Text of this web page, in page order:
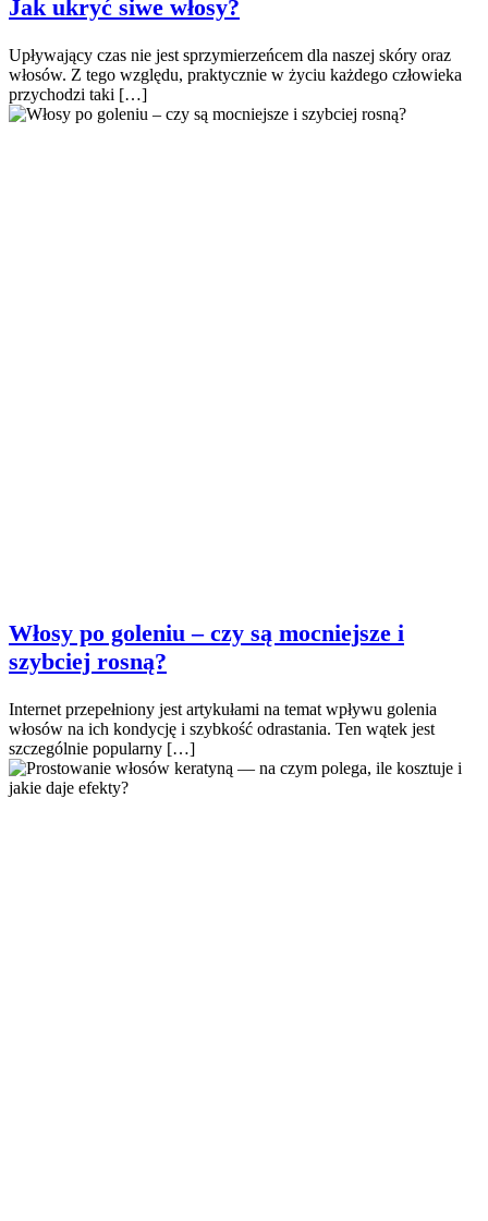
Jak ukryć siwe włosy?
Upływający czas nie jest sprzymierzeńcem dla naszej skóry oraz
włosów. Z tego względu, praktycznie w życiu każdego człowieka
przychodzi taki […]
Włosy po goleniu – czy są mocniejsze i
szybciej rosną?
Internet przepełniony jest artykułami na temat wpływu golenia
włosów na ich kondycję i szybkość odrastania. Ten wątek jest
szczególnie popularny […]